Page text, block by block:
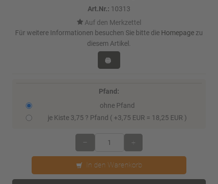
Art.Nr.: 10313
Für weitere Informationen besuchen Sie bitte die Homepage zu
diesem Artikel.
Pfand:
ohne Pfand
je Kiste 3,75 ? Pfand ( +3,75 EUR = 18,25 EUR )
– +
In den Warenkorb